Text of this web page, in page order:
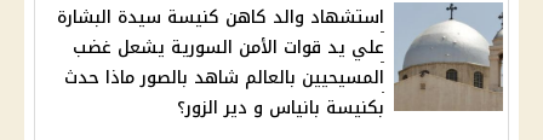
استشهاد والد كاهن كنيسة سيدة البشارة
علي يد قوات الأمن السورية يشعل غضب
المسيحيين بالعالم شاهد بالصور ماذا حدث
بكنيسة بانياس و دير الزور؟